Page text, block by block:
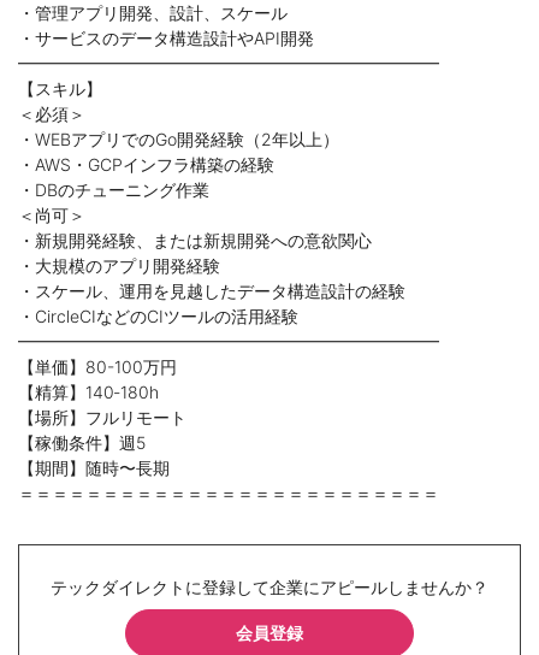
・管理アプリ開発、設計、スケール
・サービスのデータ構造設計やAPI開発
━━━━━━━━━━━━━━━━━━━━━━━━━
【スキル】
＜必須＞
・WEBアプリでのGo開発経験（2年以上）
・AWS・GCPインフラ構築の経験
・DBのチューニング作業
＜尚可＞
・新規開発経験、または新規開発への意欲関心
・大規模のアプリ開発経験
・スケール、運用を見越したデータ構造設計の経験
・CircleCIなどのCIツールの活用経験
━━━━━━━━━━━━━━━━━━━━━━━━━
【単価】80-100万円
【精算】140‐180h
【場所】フルリモート
【稼働条件】週5
【期間】随時〜長期
＝＝＝＝＝＝＝＝＝＝＝＝＝＝＝＝＝＝＝＝＝＝＝＝＝
テックダイレクトに登録して企業にアピールしませんか？
会員登録